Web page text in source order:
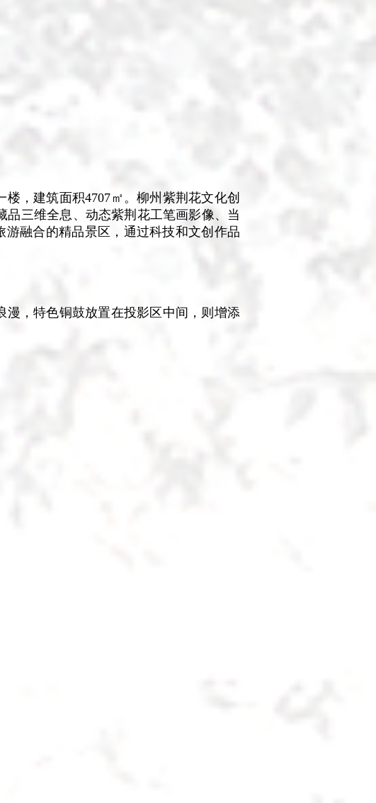
，建筑面积4707㎡。柳州紫荆花文化创
三维全息、动态紫荆花工笔画影像、当
融合的精品景区，通过科技和文创作品
，特色铜鼓放置在投影区中间，则增添